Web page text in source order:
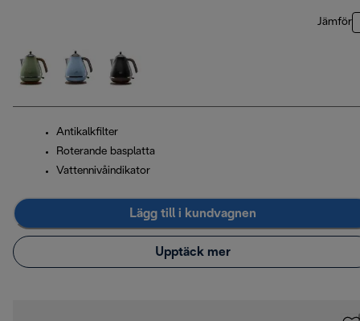
Jämför
Antikalkfilter
Roterande basplatta
Vattennivåindikator
Lägg till i kundvagnen
Upptäck mer